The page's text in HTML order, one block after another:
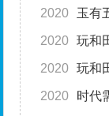
2020 玉有
2020 玩和
2020 玩和
2020 时代